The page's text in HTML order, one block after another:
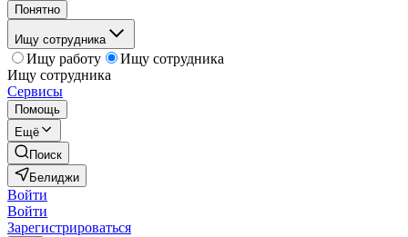
Понятно
Ищу сотрудника
Ищу работу
Ищу сотрудника
Ищу сотрудника
Сервисы
Помощь
Ещё
Поиск
Белиджи
Войти
Войти
Зарегистрироваться